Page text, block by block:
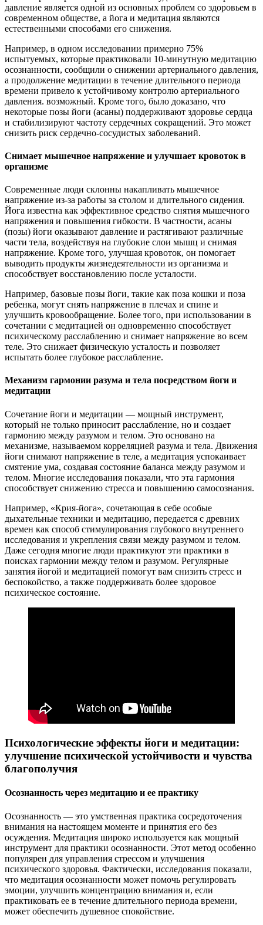
давление является одной из основных проблем со здоровьем в
современном обществе, а йога и медитация являются
естественными способами его снижения.
Например, в одном исследовании примерно 75%
испытуемых, которые практиковали 10-минутную медитацию
осознанности, сообщили о снижении артериального давления,
а продолжение медитации в течение длительного периода
времени привело к устойчивому контролю артериального
давления. возможный. Кроме того, было доказано, что
некоторые позы йоги (асаны) поддерживают здоровье сердца
и стабилизируют частоту сердечных сокращений. Это может
снизить риск сердечно-сосудистых заболеваний.
Снимает мышечное напряжение и улучшает кровоток в
организме
Современные люди склонны накапливать мышечное
напряжение из-за работы за столом и длительного сидения.
Йога известна как эффективное средство снятия мышечного
напряжения и повышения гибкости. В частности, асаны
(позы) йоги оказывают давление и растягивают различные
части тела, воздействуя на глубокие слои мышц и снимая
напряжение. Кроме того, улучшая кровоток, он помогает
выводить продукты жизнедеятельности из организма и
способствует восстановлению после усталости.
Например, базовые позы йоги, такие как поза кошки и поза
ребенка, могут снять напряжение в плечах и спине и
улучшить кровообращение. Более того, при использовании в
сочетании с медитацией он одновременно способствует
психическому расслаблению и снимает напряжение во всем
теле. Это снижает физическую усталость и позволяет
испытать более глубокое расслабление.
Механизм гармонии разума и тела посредством йоги и
медитации
Сочетание йоги и медитации — мощный инструмент,
который не только приносит расслабление, но и создает
гармонию между разумом и телом. Это основано на
механизме, называемом корреляцией разума и тела. Движения
йоги снимают напряжение в теле, а медитация успокаивает
смятение ума, создавая состояние баланса между разумом и
телом. Многие исследования показали, что эта гармония
способствует снижению стресса и повышению самосознания.
Например, «Крия-йога», сочетающая в себе особые
дыхательные техники и медитацию, передается с древних
времен как способ стимулирования глубокого внутреннего
исследования и укрепления связи между разумом и телом.
Даже сегодня многие люди практикуют эти практики в
поисках гармонии между телом и разумом. Регулярные
занятия йогой и медитацией помогут вам снизить стресс и
беспокойство, а также поддерживать более здоровое
психическое состояние.
Психологические эффекты йоги и медитации:
улучшение психической устойчивости и чувства
благополучия
Осознанность через медитацию и ее практику
Осознанность — это умственная практика сосредоточения
внимания на настоящем моменте и принятия его без
осуждения. Медитация широко используется как мощный
инструмент для практики осознанности. Этот метод особенно
популярен для управления стрессом и улучшения
психического здоровья. Фактически, исследования показали,
что медитация осознанности может помочь регулировать
эмоции, улучшить концентрацию внимания и, если
практиковать ее в течение длительного периода времени,
может обеспечить душевное спокойствие.